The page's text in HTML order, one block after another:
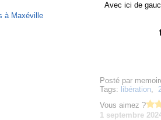
à Maxéville
Avec ici de
Posté par
Tags: libération,
Vous aimez ?
1 septembre